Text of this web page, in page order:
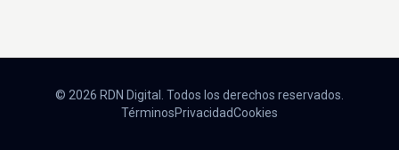
© 2026 RDN Digital. Todos los derechos reservados.
TérminosPrivacidadCookies